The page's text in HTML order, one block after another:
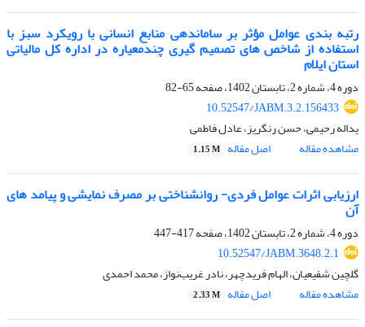
رتبه بندی عوامل مؤثر بر ساماندهی منابع انسانی با رویکرد سبز با
استفاده از شاخص های تصمیم گیری چندمعیاره در اداره کل مالیاتی
استان ایلام
دوره 4، شماره 2، تابستان 1402، صفحه
65-82
10.52547/JABM.3.2.156433
یداله رحیمی، حسن رنگریز، عادل فاطمی
مشاهده مقاله
اصل مقاله 1.15 M
ارزیابی اثرات عوامل فردی- روانشناختی بر مصرف نمایشی و پیامد های
آن
دوره 4، شماره 2، تابستان 1402، صفحه
417-447
10.52547/JABM.3648.2.1
گلچین شفیعیان، الهام فریدچهر، نادر غریب‌نواز، محمد احمدی
مشاهده مقاله
اصل مقاله 2.33 M